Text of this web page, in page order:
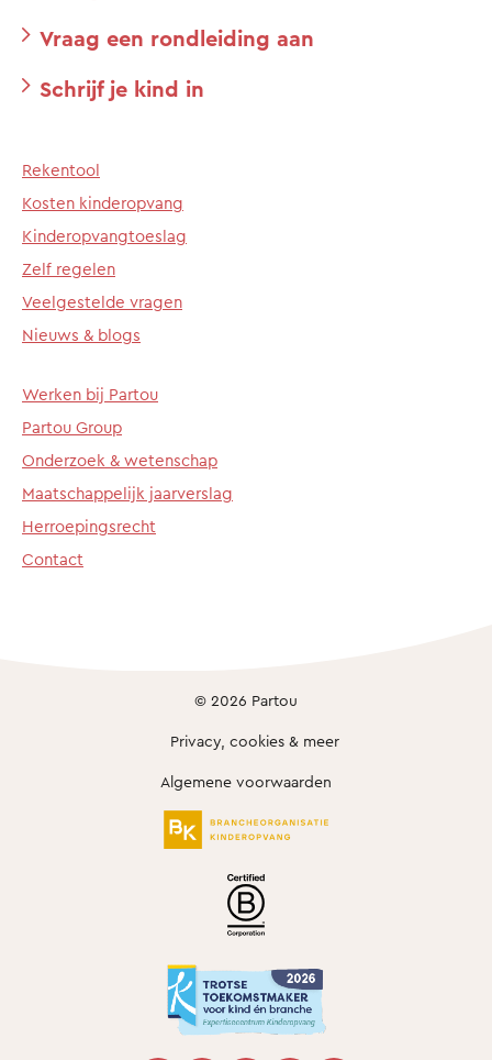
Vraag een rondleiding aan
Schrijf je kind in
Rekentool
Kosten kinderopvang
Kinderopvangtoeslag
Zelf regelen
Veelgestelde vragen
Nieuws & blogs
Werken bij Partou
Partou Group
Onderzoek & wetenschap
Maatschappelijk jaarverslag
Herroepingsrecht
Contact
© 2026 Partou
Privacy, cookies & meer
Algemene voorwaarden